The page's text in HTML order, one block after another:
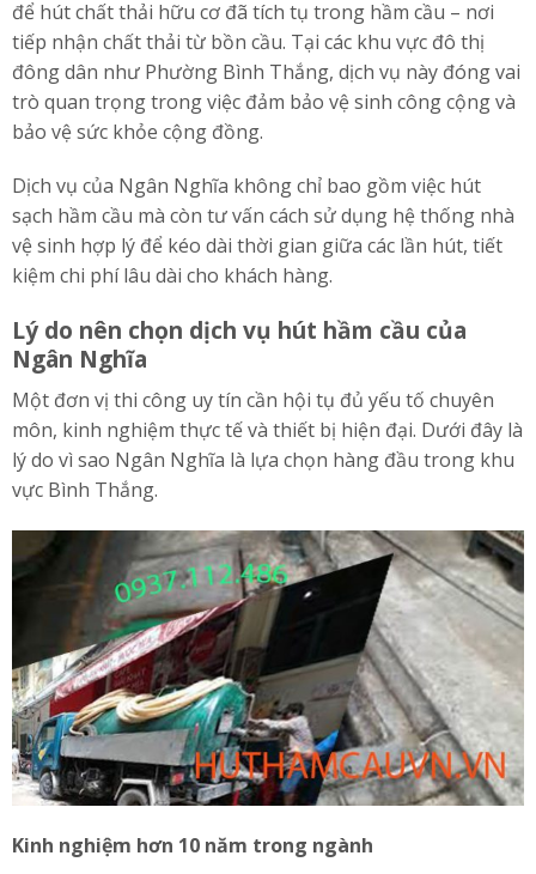
để hút chất thải hữu cơ đã tích tụ trong hầm cầu – nơi
tiếp nhận chất thải từ bồn cầu. Tại các khu vực đô thị
đông dân như Phường Bình Thắng, dịch vụ này đóng vai
trò quan trọng trong việc đảm bảo vệ sinh công cộng và
bảo vệ sức khỏe cộng đồng.
Dịch vụ của Ngân Nghĩa không chỉ bao gồm việc hút
sạch hầm cầu mà còn tư vấn cách sử dụng hệ thống nhà
vệ sinh hợp lý để kéo dài thời gian giữa các lần hút, tiết
kiệm chi phí lâu dài cho khách hàng.
Lý do nên chọn dịch vụ hút hầm cầu của
Ngân Nghĩa
Một đơn vị thi công uy tín cần hội tụ đủ yếu tố chuyên
môn, kinh nghiệm thực tế và thiết bị hiện đại. Dưới đây là
lý do vì sao Ngân Nghĩa là lựa chọn hàng đầu trong khu
vực Bình Thắng.
Kinh nghiệm hơn 10 năm trong ngành